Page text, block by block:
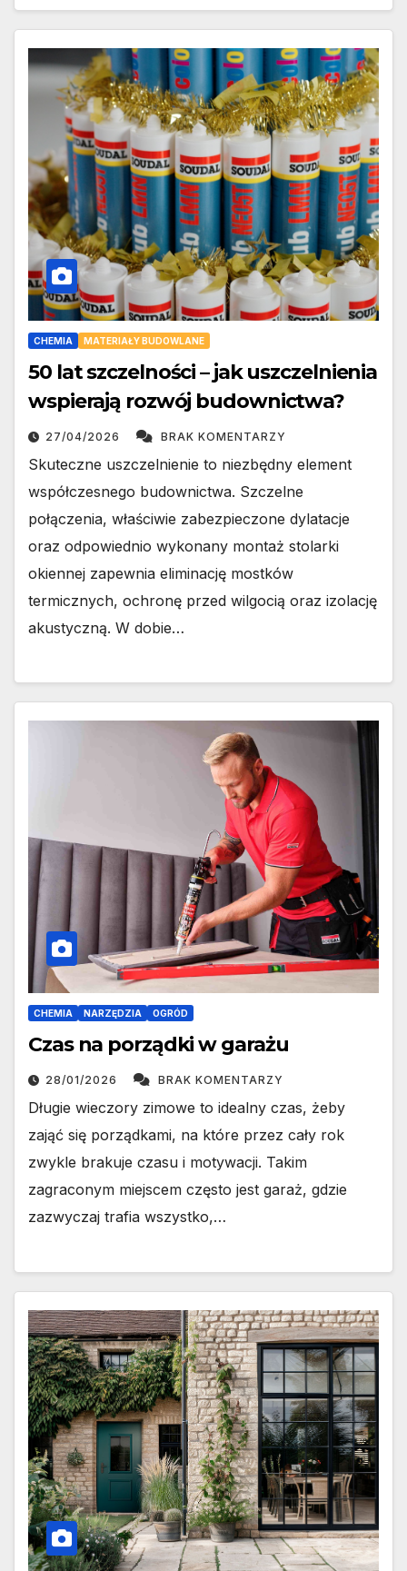
CHEMIA MATERIAŁY BUDOWLANE
50 lat szczelności – jak uszczelnienia
wspierają rozwój budownictwa?
27/04/2026 BRAK KOMENTARZY
Skuteczne uszczelnienie to niezbędny element
współczesnego budownictwa. Szczelne
połączenia, właściwie zabezpieczone dylatacje
oraz odpowiednio wykonany montaż stolarki
okiennej zapewnia eliminację mostków
termicznych, ochronę przed wilgocią oraz izolację
akustyczną. W dobie…
CHEMIA NARZĘDZIA OGRÓD
Czas na porządki w garażu
28/01/2026 BRAK KOMENTARZY
Długie wieczory zimowe to idealny czas, żeby
zająć się porządkami, na które przez cały rok
zwykle brakuje czasu i motywacji. Takim
zagraconym miejscem często jest garaż, gdzie
zazwyczaj trafia wszystko,…